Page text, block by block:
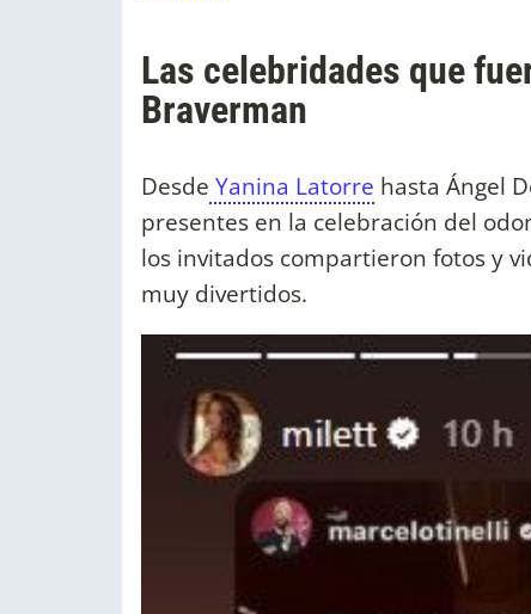
Las celebridades que
Braverman
Desde Yanina Latorre hasta Ángel
presentes en la celebración del
los invitados compartieron fotos y
muy divertidos.